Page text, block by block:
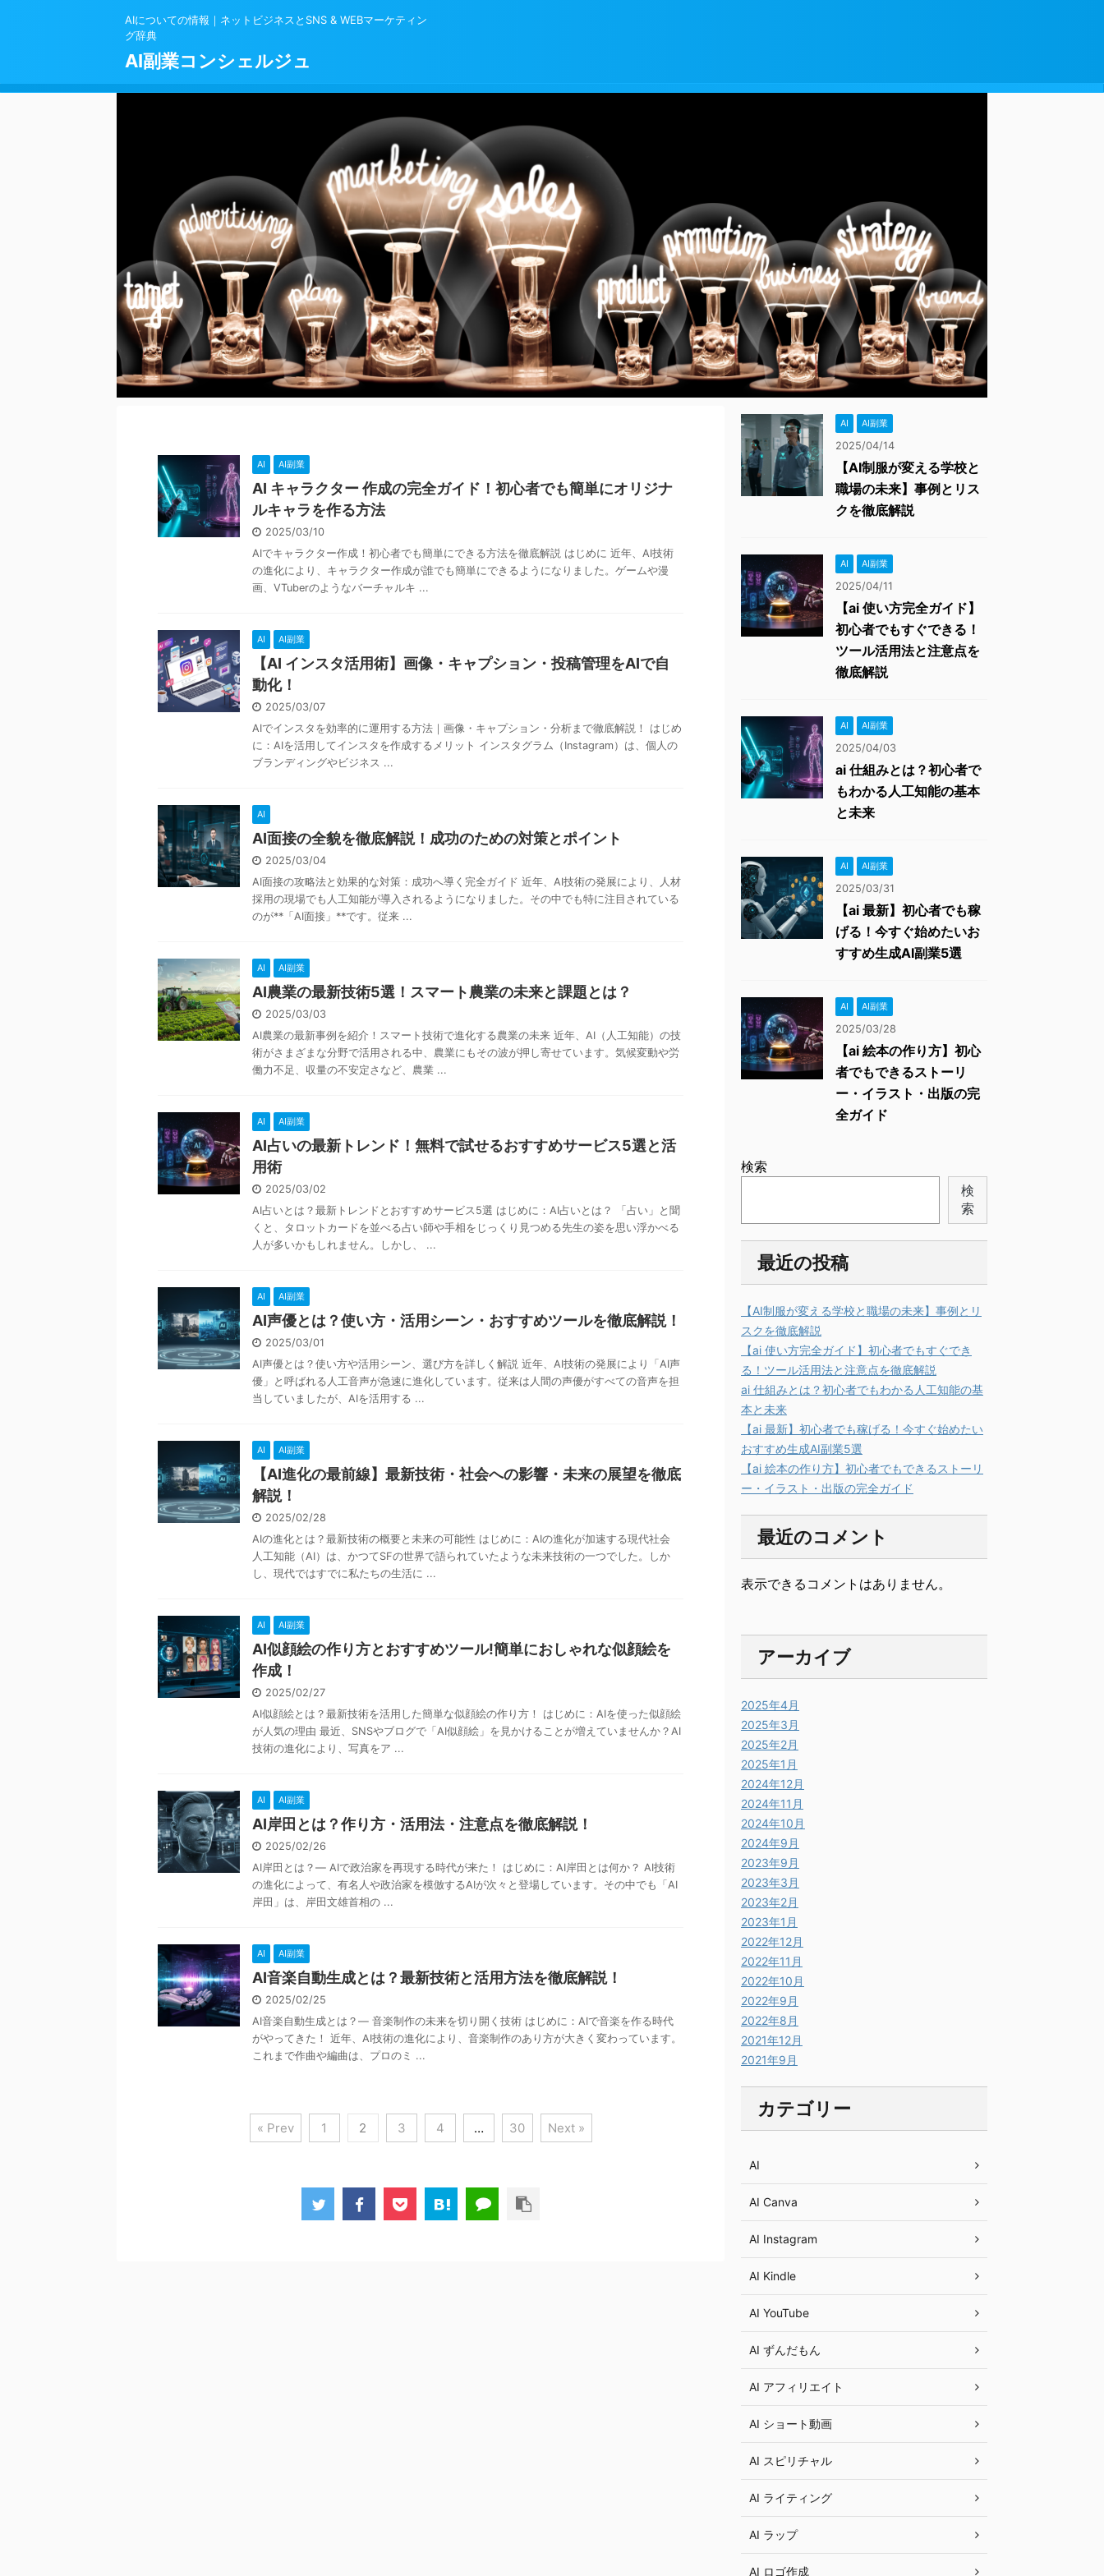
AIについての情報｜ネットビジネスとSNS & WEBマーケティン
グ辞典
AI副業コンシェルジュ
AI AI副業
AI キャラクター 作成の完全ガイド！初心者でも簡単にオリジナ
ルキャラを作る方法
2025/03/10
AIでキャラクター作成！初心者でも簡単にできる方法を徹底解説 はじめに 近年、AI技術
の進化により、キャラクター作成が誰でも簡単にできるようになりました。ゲームや漫
画、VTuberのようなバーチャルキ ...
AI AI副業
【AI インスタ活用術】画像・キャプション・投稿管理をAIで自
動化！
2025/03/07
AIでインスタを効率的に運用する方法｜画像・キャプション・分析まで徹底解説！ はじめ
に：AIを活用してインスタを作成するメリット インスタグラム（Instagram）は、個人の
ブランディングやビジネス ...
AI
AI面接の全貌を徹底解説！成功のための対策とポイント
2025/03/04
AI面接の攻略法と効果的な対策：成功へ導く完全ガイド 近年、AI技術の発展により、人材
採用の現場でも人工知能が導入されるようになりました。その中でも特に注目されている
のが**「AI面接」**です。従来 ...
AI AI副業
AI農業の最新技術5選！スマート農業の未来と課題とは？
2025/03/03
AI農業の最新事例を紹介！スマート技術で進化する農業の未来 近年、AI（人工知能）の技
術がさまざまな分野で活用される中、農業にもその波が押し寄せています。気候変動や労
働力不足、収量の不安定さなど、農業 ...
AI AI副業
AI占いの最新トレンド！無料で試せるおすすめサービス5選と活
用術
2025/03/02
AI占いとは？最新トレンドとおすすめサービス5選 はじめに：AI占いとは？ 「占い」と聞
くと、タロットカードを並べる占い師や手相をじっくり見つめる先生の姿を思い浮かべる
人が多いかもしれません。しかし、 ...
AI AI副業
AI声優とは？使い方・活用シーン・おすすめツールを徹底解説！
2025/03/01
AI声優とは？使い方や活用シーン、選び方を詳しく解説 近年、AI技術の発展により「AI声
優」と呼ばれる人工音声が急速に進化しています。従来は人間の声優がすべての音声を担
当していましたが、AIを活用する ...
AI AI副業
【AI進化の最前線】最新技術・社会への影響・未来の展望を徹底
解説！
2025/02/28
AIの進化とは？最新技術の概要と未来の可能性 はじめに：AIの進化が加速する現代社会
人工知能（AI）は、かつてSFの世界で語られていたような未来技術の一つでした。しか
し、現代ではすでに私たちの生活に ...
AI AI副業
AI似顔絵の作り方とおすすめツール!簡単におしゃれな似顔絵を
作成！
2025/02/27
AI似顔絵とは？最新技術を活用した簡単な似顔絵の作り方！ はじめに：AIを使った似顔絵
が人気の理由 最近、SNSやブログで「AI似顔絵」を見かけることが増えていませんか？AI
技術の進化により、写真をア ...
AI AI副業
AI岸田とは？作り方・活用法・注意点を徹底解説！
2025/02/26
AI岸田とは？— AIで政治家を再現する時代が来た！ はじめに：AI岸田とは何か？ AI技術
の進化によって、有名人や政治家を模倣するAIが次々と登場しています。その中でも「AI
岸田」は、岸田文雄首相の ...
AI AI副業
AI音楽自動生成とは？最新技術と活用方法を徹底解説！
2025/02/25
AI音楽自動生成とは？— 音楽制作の未来を切り開く技術 はじめに：AIで音楽を作る時代
がやってきた！ 近年、AI技術の進化により、音楽制作のあり方が大きく変わっています。
これまで作曲や編曲は、プロのミ ...
« Prev 1 2 3 4 … 30 Next »
AI AI副業
2025/04/14
【AI制服が変える学校と
職場の未来】事例とリス
クを徹底解説
AI AI副業
2025/04/11
【ai 使い方完全ガイド】
初心者でもすぐできる！
ツール活用法と注意点を
徹底解説
AI AI副業
2025/04/03
ai 仕組みとは？初心者で
もわかる人工知能の基本
と未来
AI AI副業
2025/03/31
【ai 最新】初心者でも稼
げる！今すぐ始めたいお
すすめ生成AI副業5選
AI AI副業
2025/03/28
【ai 絵本の作り方】初心
者でもできるストーリ
ー・イラスト・出版の完
全ガイド
検索
検
索
最近の投稿
【AI制服が変える学校と職場の未来】事例とリ
スクを徹底解説
【ai 使い方完全ガイド】初心者でもすぐでき
る！ツール活用法と注意点を徹底解説
ai 仕組みとは？初心者でもわかる人工知能の基
本と未来
【ai 最新】初心者でも稼げる！今すぐ始めたい
おすすめ生成AI副業5選
【ai 絵本の作り方】初心者でもできるストーリ
ー・イラスト・出版の完全ガイド
最近のコメント
表示できるコメントはありません。
アーカイブ
2025年4月
2025年3月
2025年2月
2025年1月
2024年12月
2024年11月
2024年10月
2024年9月
2023年9月
2023年3月
2023年2月
2023年1月
2022年12月
2022年11月
2022年10月
2022年9月
2022年8月
2021年12月
2021年9月
カテゴリー
AI
AI Canva
AI Instagram
AI Kindle
AI YouTube
AI ずんだもん
AI アフィリエイト
AI ショート動画
AI スピリチャル
AI ライティング
AI ラップ
AI ロゴ作成